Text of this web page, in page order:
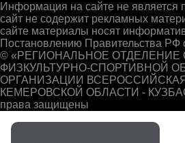
Информация на сайте не является
сайт не содержит рекламных
сайте материалы носят
Постановлению Правительства РФ
© «РЕГИОНАЛЬНОЕ
ФИЗКУЛЬТУРНО-СПОРТИВНОЙ
ОРГАНИЗАЦИИ
КЕМЕРОВСКОЙ ОБЛАСТИ -
права защищены